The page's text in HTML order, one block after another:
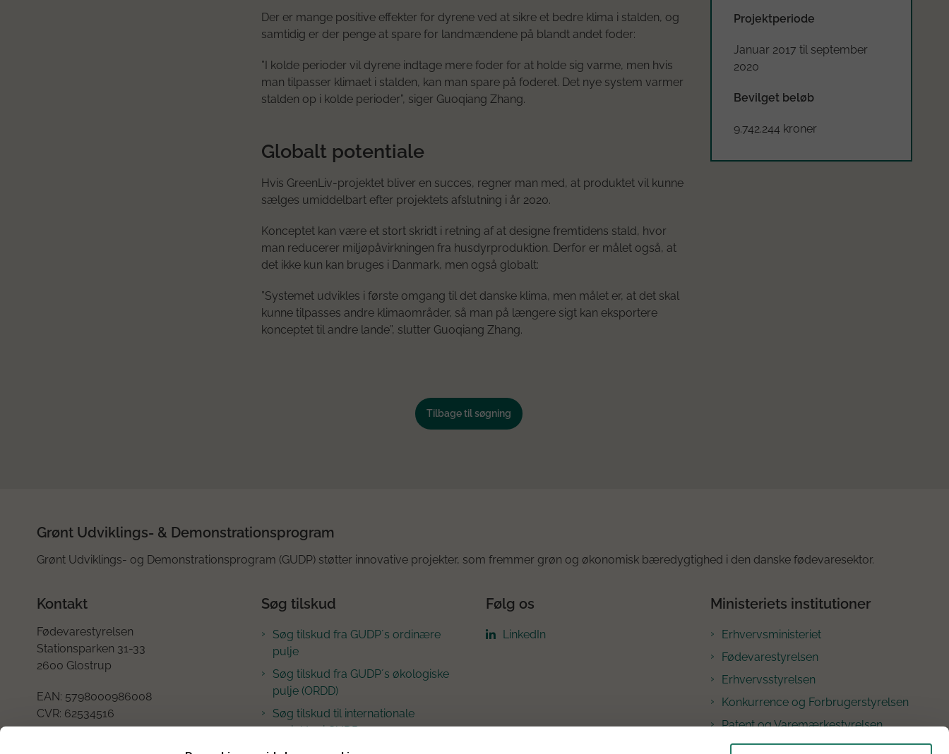
Der er mange positive effekter for dyrene ved at sikre et bedre klima i stalden, og
samtidig er der penge at spare for landmændene på blandt andet foder:
”I kolde perioder vil dyrene indtage mere foder for at holde sig varme, men hvis
man tilpasser klimaet i stalden, kan man spare på foderet. Det nye system varmer
stalden op i kolde perioder”, siger Guoqiang Zhang.
Globalt potentiale
Hvis GreenLiv-projektet bliver en succes, regner man med, at produktet vil kunne
sælges umiddelbart efter projektets afslutning i år 2020.
Konceptet kan være et stort skridt i retning af at designe fremtidens stald, hvor
man reducerer miljøpåvirkningen fra husdyrproduktion. Derfor er målet også, at
det ikke kun kan bruges i Danmark, men også globalt:
”Systemet udvikles i første omgang til det danske klima, men målet er, at det skal
kunne tilpasses andre klimaområder, så man på længere sigt kan eksportere
konceptet til andre lande”, slutter Guoqiang Zhang.
Tilbage til søgning
Projektperiode
Januar 2017 til september
2020
Bevilget beløb
9.742.244 kroner
Grønt Udviklings- & Demonstrationsprogram
Grønt Udviklings- og Demonstrationsprogram (GUDP) støtter innovative projekter, som fremmer grøn og økonomisk bæredygtighed i den danske fødevaresektor.
Kontakt
Fødevarestyrelsen
Stationsparken 31-33
2600 Glostrup
EAN: 5798000986008
CVR: 62534516
Søg tilskud
Søg tilskud fra GUDP´s ordinære
pulje
Søg tilskud fra GUDP´s økologiske
pulje (ORDD)
Søg tilskud til internationale
projekter i GUDP
Følg os
LinkedIn
Ministeriets institutioner
Erhvervsministeriet
Fødevarestyrelsen
Erhvervsstyrelsen
Konkurrence og Forbrugerstyrelsen
Patent og Varemærkestyrelsen
Nævnenes Hus